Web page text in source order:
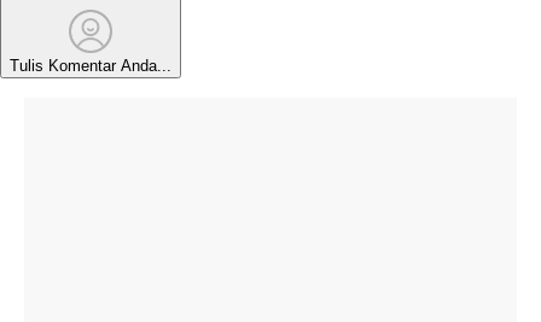
Tulis Komentar Anda...